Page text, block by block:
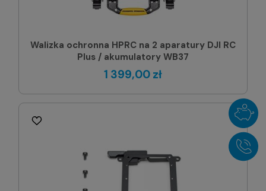
Walizka ochronna HPRC na 2 aparatury DJI RC
Plus / akumulatory WB37
1 399,00 zł